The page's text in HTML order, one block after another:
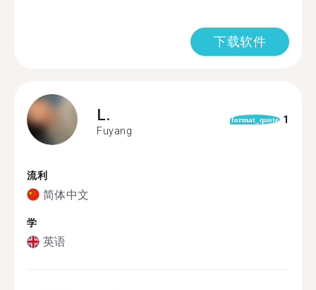
下载软件
L.
Fuyang
format_quote 1
流利
简体中文
学
英语